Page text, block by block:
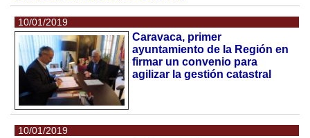
10/01/2019
Caravaca, primer
ayuntamiento de la Región en
firmar un convenio para
agilizar la gestión catastral
10/01/2019